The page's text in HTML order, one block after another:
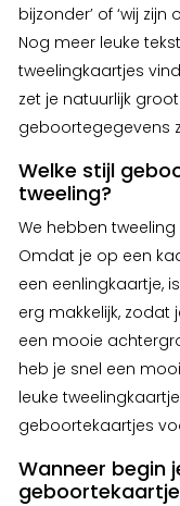
bijzonder’ of ‘wij
Nog meer leuke
tweelingkaartjes
zet je natuurlijk
geboortegegevens
Welke stijl
tweeling?
We hebben
Omdat je op een
een eenlingkaartje,
erg makkelijk, zodat
een mooie
heb je snel een
leuke
geboortekaartjes
Wanneer begin